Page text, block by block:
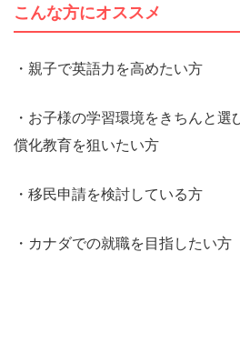
こんな方にオススメ
・親子で英語力を高めたい方
・お子様の学習環境をきちんと
償化教育を狙いたい方
・移民申請を検討している方
・カナダでの就職を目指したい方